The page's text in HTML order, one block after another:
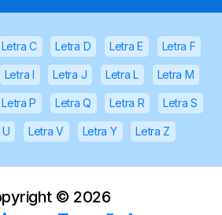
Letra C Letra D Letra E Letra F
Letra I Letra J Letra L Letra M
Letra P Letra Q Letra R Letra S
Letra V Letra Y Letra Z
© 2026